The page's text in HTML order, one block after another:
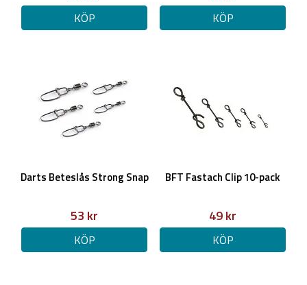
KÖP KÖP
Darts Beteslås Strong Snap
53 kr
KÖP
BFT Fastach Clip 10-pack
49 kr
KÖP